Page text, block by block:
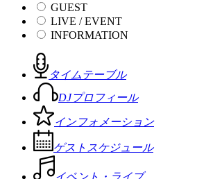
GUEST
LIVE / EVENT
INFORMATION
タイムテーブル
DJプロフィール
インフォメーション
ゲストスケジュール
イベント・ライブ